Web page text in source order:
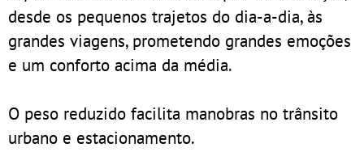
desde os pequenos trajetos do dia-a-dia, às
grandes viagens, prometendo grandes emoções
e um conforto acima da média.
O peso reduzido facilita manobras no trânsito
urbano e estacionamento.